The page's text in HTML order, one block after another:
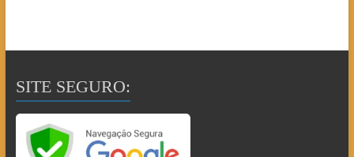
SITE SEGURO: